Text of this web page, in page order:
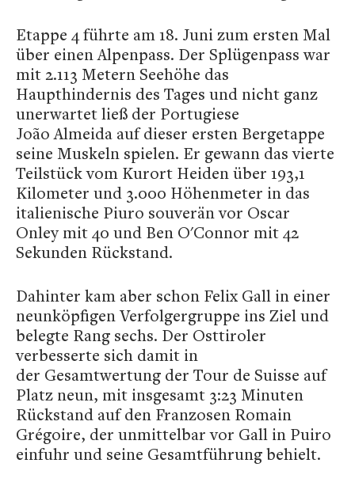
Etappe 4 führte am 18. Juni zum ersten Mal
über einen Alpenpass. Der Splügenpass war
mit 2.113 Metern Seehöhe das
Haupthindernis des Tages und nicht ganz
unerwartet ließ der Portugiese
João Almeida auf dieser ersten Bergetappe
seine Muskeln spielen. Er gewann das vierte
Teilstück vom Kurort Heiden über 193,1
Kilometer und 3.000 Höhenmeter in das
italienische Piuro souverän vor Oscar
Onley mit 40 und Ben O'Connor mit 42
Sekunden Rückstand.
Dahinter kam aber schon Felix Gall in einer
neunköpfigen Verfolgergruppe ins Ziel und
belegte Rang sechs. Der Osttiroler
verbesserte sich damit in
der Gesamtwertung der Tour de Suisse auf
Platz neun, mit insgesamt 3:23 Minuten
Rückstand auf den Franzosen Romain
Grégoire, der unmittelbar vor Gall in Puiro
einfuhr und seine Gesamtführung behielt.